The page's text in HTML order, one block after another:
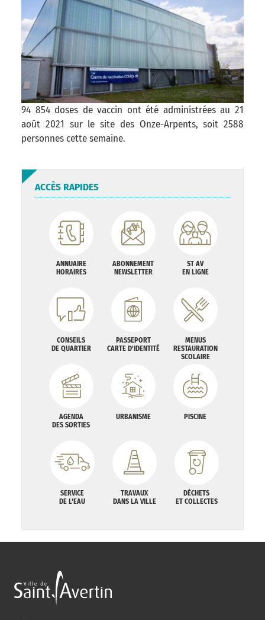
94 854 doses de vaccin ont été administrées au 21
août 2021 sur le site des Onze-Arpents, soit 2588
personnes cette semaine.
ACCÈS RAPIDES
ANNUAIRE
HORAIRES
ABONNEMENT
NEWSLETTER
ST AV
EN LIGNE
CONSEILS
DE QUARTIER
PASSEPORT
CARTE D'IDENTITÉ
MENUS
RESTAURATION
SCOLAIRE
AGENDA
DES SORTIES
URBANISME PISCINE
SERVICE
DE L'EAU
TRAVAUX
DANS LA VILLE
DÉCHETS
ET COLLECTES